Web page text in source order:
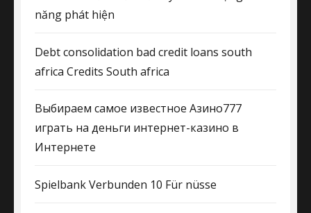
năng phát hiện
Debt consolidation bad credit loans south
africa Credits South africa
Выбираем самое известное Азино777
играть на деньги интернет-казино в
Интернете
Spielbank Verbunden 10 Für nüsse